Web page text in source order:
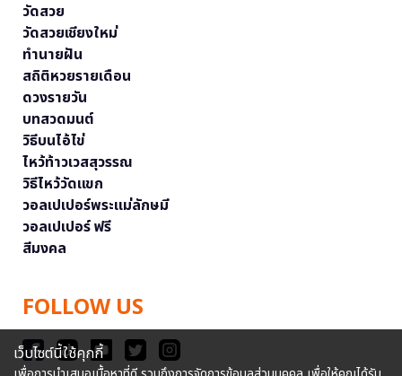
วัดสวย
วัดสวยเชียงใหม่
ทำนายฝัน
สถิติหวยรายเดือน
ดวงรายวัน
บทสวดมนต์
วิธีบนไอ้ไข่
ไหว้ท้าวเวสสุวรรณ
วิธีไหว้วัดแขก
วอลเปเปอร์พระแม่ลักษมี
วอลเปเปอร์ ฟรี
สีมงคล
FOLLOW US
เว็บไซต์นี้ใช้คุกกี้